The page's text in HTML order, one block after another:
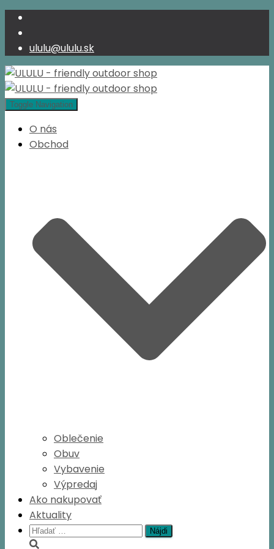
ululu@ululu.sk
Toggle Navigation
O nás
Obchod
Oblečenie
Obuv
Vybavenie
Výpredaj
Ako nakupovať
Aktuality
Hľadať: